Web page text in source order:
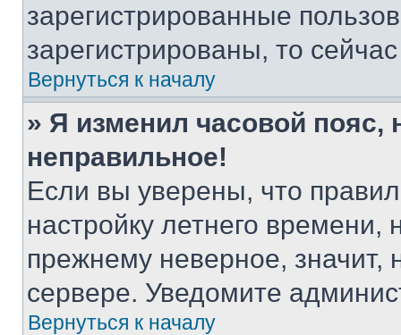
зарегистрированные
зарегистрированы, то
Вернуться к началу
» Я изменил часовой пояс,
неправильное!
Если вы уверены, что
настройку летнего
прежнему неверное, значит,
сервере. Уведомите
Вернуться к началу